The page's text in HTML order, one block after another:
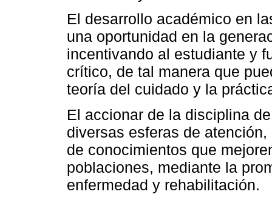
El desarrollo académico en
una oportunidad en la
incentivando al estudiante y
crítico, de tal manera que
teoría del cuidado y la
El accionar de la disciplina
diversas esferas de
de conocimientos que
poblaciones, mediante la
enfermedad y rehabilitación.